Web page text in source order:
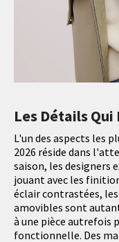
Les Détails
L'un des aspects les
2026 réside dans
saison, les designers
jouant avec les
éclair contrastées,
amovibles sont
à une pièce autrefois
fonctionnelle. Des